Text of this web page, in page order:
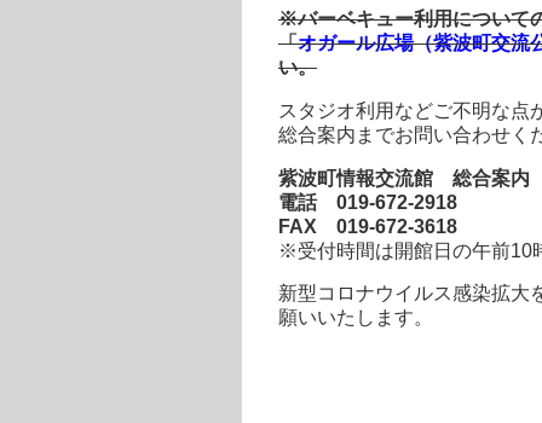
※バーベキュー利用について
「オガール広場（紫波町交流
い。
スタジオ利用などご不明な点
総合案内までお問い合わせく
紫波町情報交流館 総合案内
電話 019-672-2918
FAX 019-672-3618
※受付時間は開館日の午前10
新型コロナウイルス感染拡大
願いいたします。